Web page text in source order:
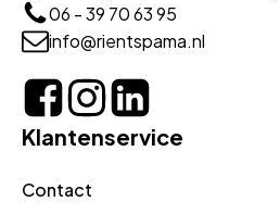
06 - 39 70 63 95
info@rientspama.nl
Klantenservice
Contact